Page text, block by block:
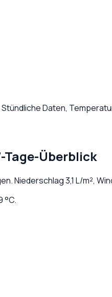
Stündliche Daten,
Tage-Überblick
. Niederschlag3,1 L/m²,
°C.